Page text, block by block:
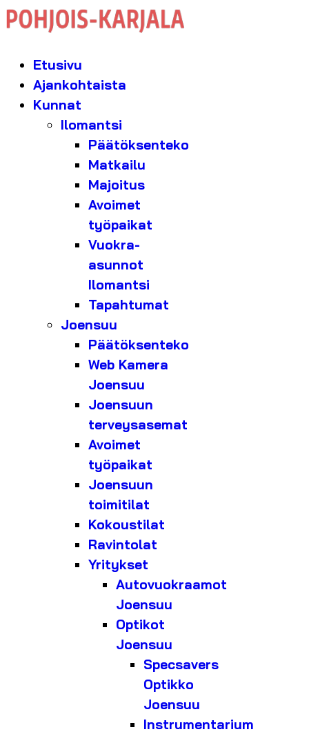
Etusivu
Ajankohtaista
Kunnat
Ilomantsi
Päätöksenteko
Matkailu
Majoitus
Avoimet
työpaikat
Vuokra-
asunnot
Ilomantsi
Tapahtumat
Joensuu
Päätöksenteko
Web Kamera
Joensuu
Joensuun
terveysasemat
Avoimet
työpaikat
Joensuun
toimitilat
Kokoustilat
Ravintolat
Yritykset
Autovuokraamot
Joensuu
Optikot
Joensuu
Specsavers
Optikko
Joensuu
Instrumentarium